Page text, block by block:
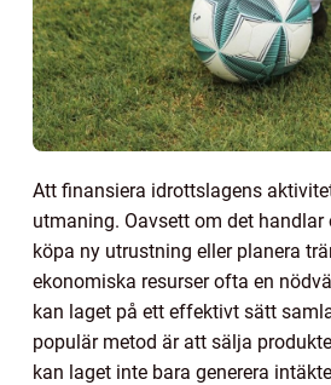
Att finansiera idrottslagens
utmaning. Oavsett om det handlar
köpa ny utrustning eller planera
ekonomiska resurser ofta en
kan laget på ett effektivt sätt
populär metod är att sälja
kan laget inte bara generera